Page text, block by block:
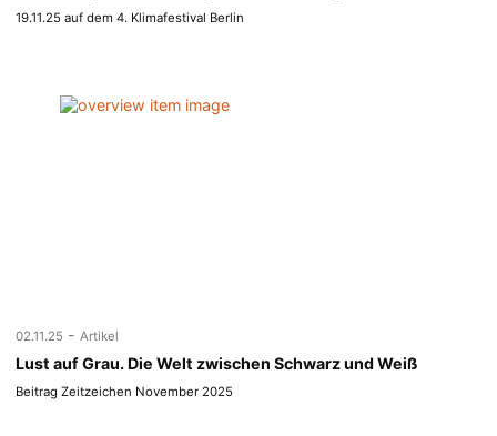
19.11.25 auf dem 4. Klimafestival Berlin
02.11.25 - Artikel
Lust auf Grau. Die Welt zwischen Schwarz und Weiß
Beitrag Zeitzeichen November 2025